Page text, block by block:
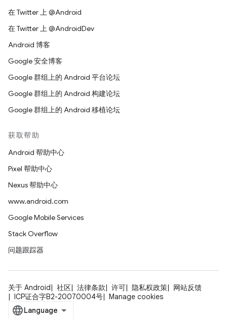
在 Twitter 上 @Android
在 Twitter 上 @AndroidDev
Android 博客
Google 安全博客
Google 群组上的 Android 平台论坛
Google 群组上的 Android 构建论坛
Google 群组上的 Android 移植论坛
获取帮助
Android 帮助中心
Pixel 帮助中心
Nexus 帮助中心
www.android.com
Google Mobile Services
Stack Overflow
问题跟踪器
关于 Android 社区 法律条款 许可 隐私权政策
网站反馈
ICP证合字B2-20070004号
Manage cookies